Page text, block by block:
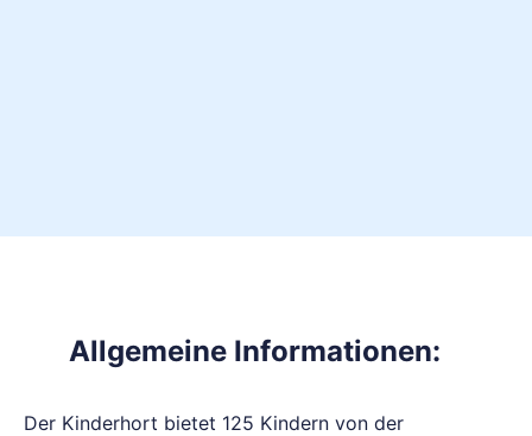
Allgemeine Informationen:
Der Kinderhort bietet 125 Kindern von der